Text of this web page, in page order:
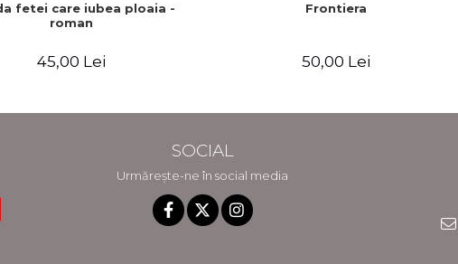
fetei care iubea ploaia -
roman
45,00 Lei
Frontiera
50,00 Lei
SOCIAL
Urmărește-ne în social media